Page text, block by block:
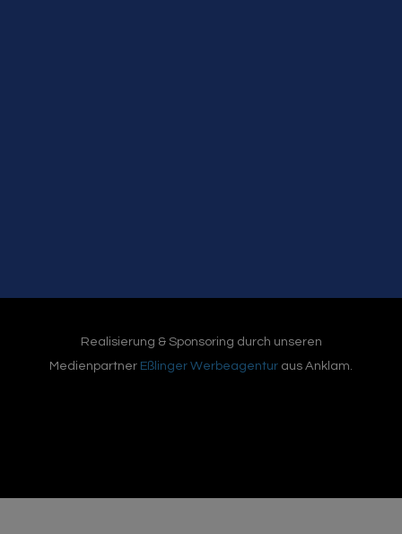
Realisierung & Sponsoring durch unseren
Medienpartner Eßlinger Werbeagentur aus Anklam.